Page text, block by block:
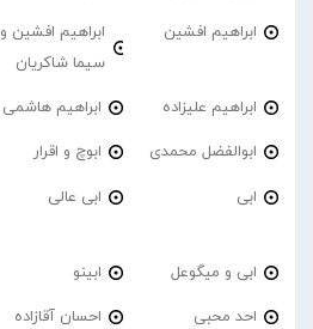
ابراهیم افشین
ابراهیم افشین و
سیما شاکریان
ابراهیم علیزاده ابراهیم هاشمی
ابوالفضل محمدی ابوچ و اقرار
ابی ابی عالی
ابی و میگوعل ابینو
احد محبی احسان آقازاده